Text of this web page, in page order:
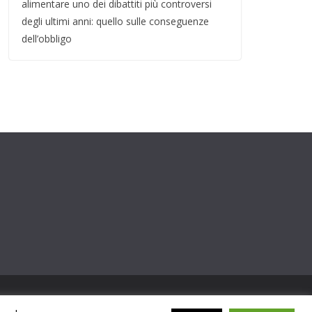
alimentare uno dei dibattiti più controversi
degli ultimi anni: quello sulle conseguenze
dell’obbligo